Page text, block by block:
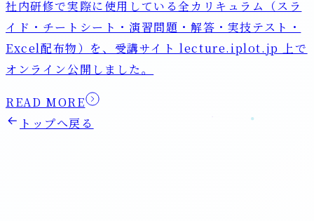
社内研修で実際に使用している全カリキュラム（スラ
イド・チートシート・演習問題・解答・実技テスト・
Excel配布物）を、受講サイト lecture.iplot.jp 上で
オンライン公開しました。
READ MORE
トップへ戻る